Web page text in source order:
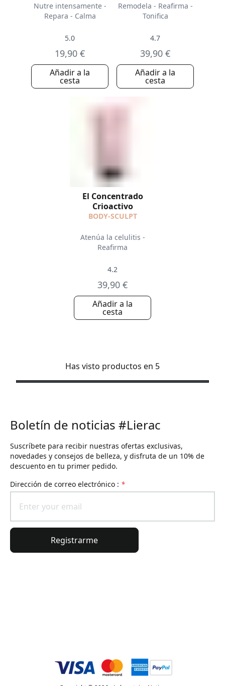
Nutre intensamente -
Repara - Calma
5.0
19,90 €
Añadir a la
cesta
Remodela - Reafirma -
Tonifica
4.7
39,90 €
Añadir a la
cesta
El Concentrado
Crioactivo
BODY-SCULPT
Atenúa la celulitis -
Reafirma
4.2
39,90 €
Añadir a la
cesta
Has visto productos en 5
Boletín de noticias #Lierac
Suscríbete para recibir nuestras ofertas exclusivas,
novedades y consejos de belleza, y disfruta de un 10% de
descuento en tu primer pedido.
Dirección de correo electrónico : *
Registrarme